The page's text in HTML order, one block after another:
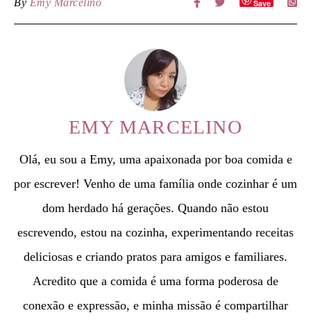
By Emy Marcelino Save
EMY MARCELINO
Olá, eu sou a Emy, uma apaixonada por boa comida e
por escrever! Venho de uma família onde cozinhar é um
dom herdado há gerações. Quando não estou
escrevendo, estou na cozinha, experimentando receitas
deliciosas e criando pratos para amigos e familiares.
Acredito que a comida é uma forma poderosa de
conexão e expressão, e minha missão é compartilhar